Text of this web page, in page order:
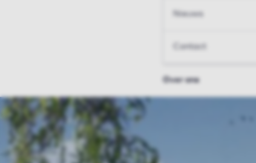
Nieuws
Contact
Over ons